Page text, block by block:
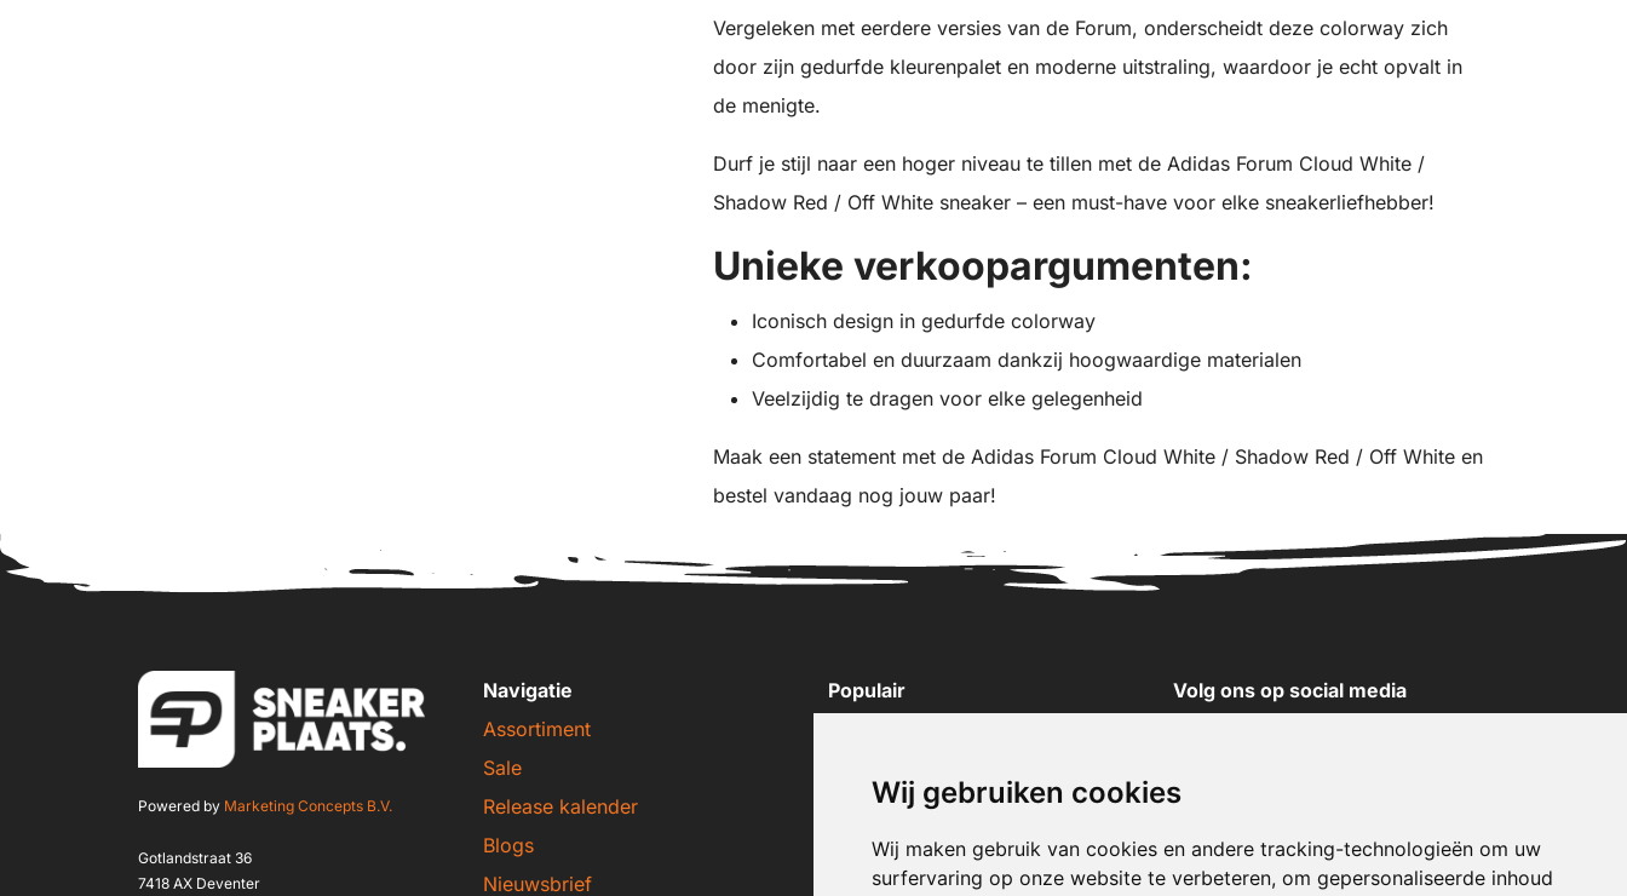
Wij gebruiken cookies
Wij maken gebruik van cookies en andere tracking-technologieën om uw
surfervaring op onze website te verbeteren, om gepersonaliseerde inhoud
Vergeleken met eerdere versies van de Forum, onderscheidt deze colorway zich
door zijn gedurfde kleurenpalet en moderne uitstraling, waardoor je echt opvalt in
de menigte.
Durf je stijl naar een hoger niveau te tillen met de Adidas Forum Cloud White /
Shadow Red / Off White sneaker – een must-have voor elke sneakerliefhebber!
Unieke verkoopargumenten:
Iconisch design in gedurfde colorway
Comfortabel en duurzaam dankzij hoogwaardige materialen
Veelzijdig te dragen voor elke gelegenheid
Maak een statement met de Adidas Forum Cloud White / Shadow Red / Off White en
bestel vandaag nog jouw paar!
Powered by Marketing Concepts B.V.
Gotlandstraat 36
7418 AX Deventer
Navigatie
Assortiment
Sale
Release kalender
Blogs
Nieuwsbrief
Populair
New Balance sneakers
Puma sneakers
Converse sneakers
Volg ons op social media
X
Pinterest